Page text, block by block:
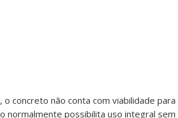
concreto não conta com viabilidade
normalmente possibilita uso integral